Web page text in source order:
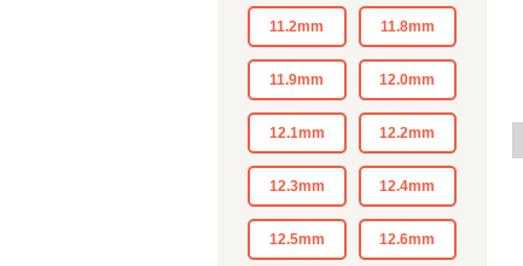
11.2mm 11.8mm
11.9mm 12.0mm
12.1mm 12.2mm
12.3mm 12.4mm
12.5mm 12.6mm